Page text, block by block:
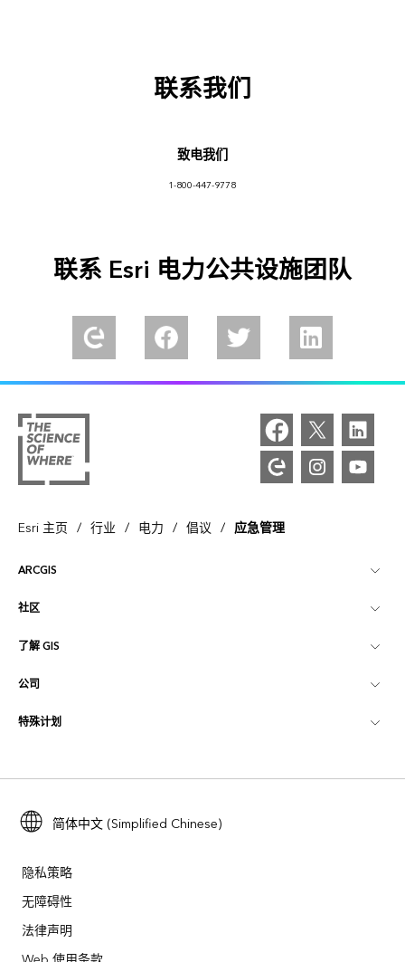
联系我们
致电我们
1-800-447-9778
联系 Esri 电力公共设施团队
Esri 主页 / 行业 / 电力 / 倡议 / 应急管理
ARCGIS
ArcGIS 概览
制图
ArcGIS Online
开发者技术
ArcGIS Location Platform
社区
Esri 社区
ArcGIS 博客
用户研究和测试
Esri 年轻专家关系网
活动
了解 GIS
什么是 GIS？
位置智能
培训
ArcUser
ArcNews
ArcWatch
Esri Press
公司
关于 Esri
招贤纳士
合作伙伴
业务行为准则
特殊计划
ArcGIS for Student Use
灾难响应
教育
简体中文 (Simplified Chinese)
隐私策略
无障碍性
法律声明